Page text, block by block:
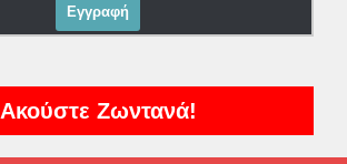
Ακούστε Ζωντανά!